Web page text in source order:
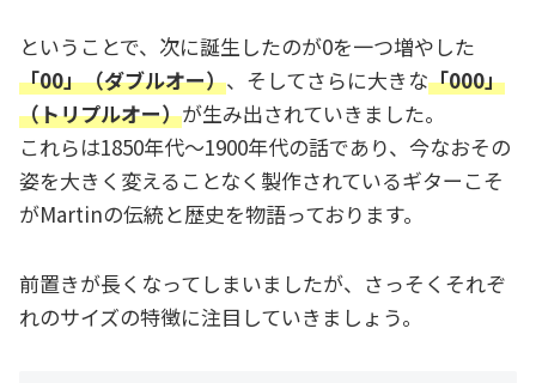
ということで、次に誕生したのが0を一つ増やした
「00」（ダブルオー）、そしてさらに大きな「000」
（トリプルオー）が生み出されていきました。
これらは1850年代～1900年代の話であり、今なおその
姿を大きく変えることなく製作されているギターこそ
がMartinの伝統と歴史を物語っております。
前置きが長くなってしまいましたが、さっそくそれぞ
れのサイズの特徴に注目していきましょう。